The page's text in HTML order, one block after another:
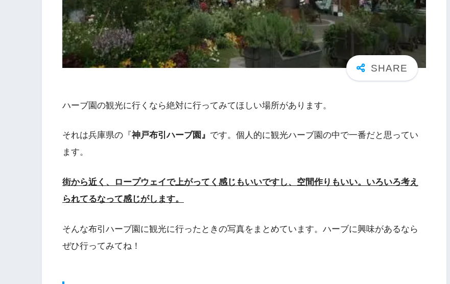
ハーブ園の観光に行くなら絶対に行ってみてほしい場所があります。
それは兵庫県の『神戸布引ハーブ園』 です。個人的に観光ハーブ園の中で一番だと思ってい
ます。
街から近く、ロープウェイで上がってく感じもいいですし、空間作りもいい。いろいろ考え
られてるなって感じがします。
そんな布引ハーブ園に観光に行ったときの写真をまとめています。ハーブに興味があるなら
ぜひ行ってみてね！